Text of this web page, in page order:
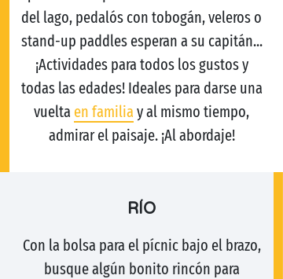
del lago, pedalós con tobogán, veleros o
stand-up paddles esperan a su capitán...
¡Actividades para todos los gustos y
todas las edades! Ideales para darse una
vuelta en familia y al mismo tiempo,
admirar el paisaje. ¡Al abordaje!
RÍO
Con la bolsa para el pícnic bajo el brazo,
busque algún bonito rincón para